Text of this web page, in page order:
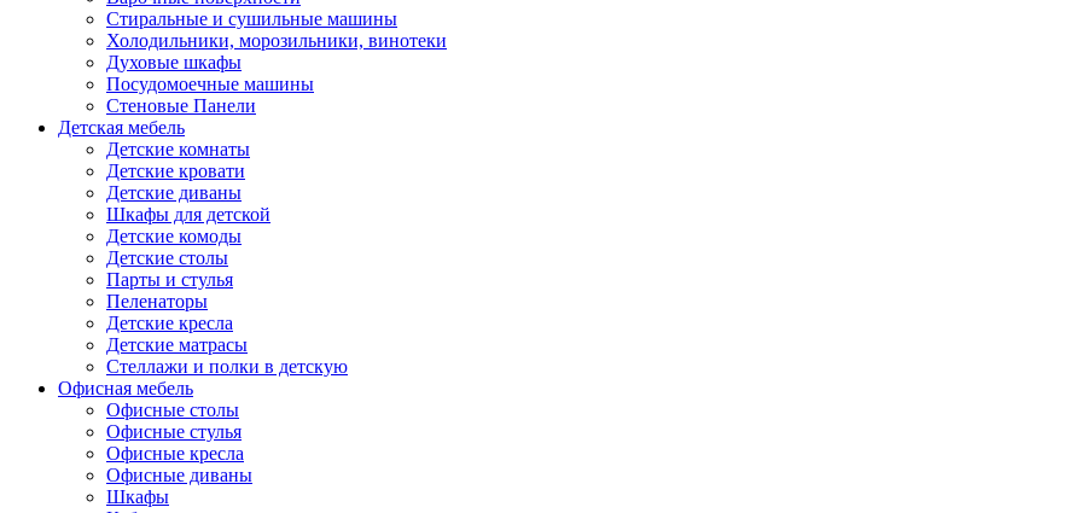
Стиральные и сушильные машины
Холодильники, морозильники, винотеки
Духовые шкафы
Посудомоечные машины
Стеновые Панели
Детская мебель
Детские комнаты
Детские кровати
Детские диваны
Шкафы для детской
Детские комоды
Детские столы
Парты и стулья
Пеленаторы
Детские кресла
Детские матрасы
Стеллажи и полки в детскую
Офисная мебель
Офисные столы
Офисные стулья
Офисные кресла
Офисные диваны
Шкафы